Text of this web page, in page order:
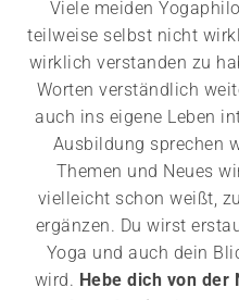
Viele meiden
teilweise selbst nicht
wirklich verstanden zu
Worten verständlich
auch ins eigene Leben
Ausbildung sprechen
Themen und Neues
vielleicht schon weißt,
ergänzen. Du wirst
Yoga und auch dein
wird. Hebe dich von der